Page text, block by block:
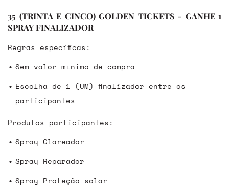
35 (TRINTA E CINCO) GOLDEN TICKETS - GANHE 1
SPRAY FINALIZADOR
Regras específicas:
Sem valor mínimo de compra
Escolha de 1 (UM) finalizador entre os
participantes
Produtos participantes:
Spray Clareador
Spray Reparador
Spray Proteção solar